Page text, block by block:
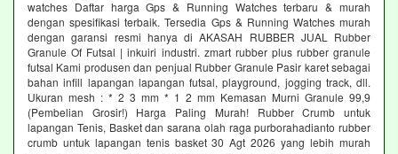
watches Daftar harga Gps & Running Watches terbaru & murah
dengan spesifikasi terbaik. Tersedia Gps & Running Watches murah
dengan garansi resmi hanya di AKASAH RUBBER JUAL Rubber
Granule Of Futsal | inkuiri industri. zmart rubber plus rubber granule
futsal Kami produsen dan penjual Rubber Granule Pasir karet sebagai
bahan infill lapangan lapangan futsal, playground, jogging track, dll.
Ukuran mesh : * 2 3 mm * 1 2 mm Kemasan Murni Granule 99,9
(Pembelian Grosir!) Harga Paling Murah! Rubber Crumb untuk
lapangan Tenis, Basket dan sarana olah raga purborahadianto rubber
crumb untuk lapangan tenis basket 30 Agt 2026 yang lebih murah